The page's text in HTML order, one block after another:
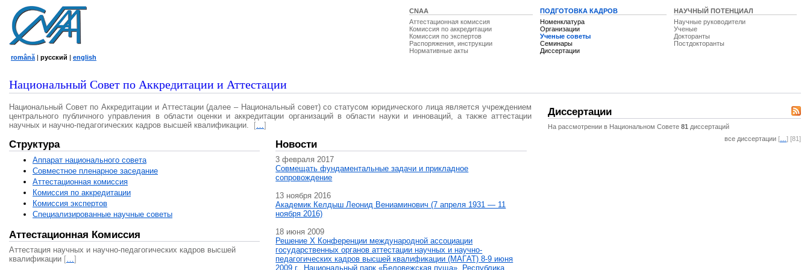
CNAA
Аттестационная комиссия
Комиссия по аккредитации
Комиссия по экспертов
Распоряжения, инструкции
Нормативные акты
ПОДГОТОВКА КАДРОВ
Номенклатура
Организации
Ученые советы
Семинары
Диссертации
НАУЧНЫЙ ПОТЕНЦИАЛ
Научные руководители
Ученые
Докторанты
Постдокторанты
română | русский | english
Национальный Совет по Аккредитации и Аттестации
Национальный Совет по Аккредитации и Аттестации (далее – Национальный совет) со статусом юридического лица является учреждением
центрального публичного управления в области оценки и аккредитации организаций в области науки и инноваций, а также аттестации
научных и научно-педагогических кадров высшей квалификации.
[…]
Структура
Аппарат национального совета
Совместное пленарное заседание
Аттестационная комисcия
Комиссия по аккредитации
Комиссия экспертов
Специализированные научные советы
Аттестационная Комиссия
Аттестация научных и научно-педагогических кадров высшей
квалификации […]
Новости
3 февраля 2017
Совмещать фундаментальные задачи и прикладное
сопровождение
13 ноября 2016
Академик Келдыш Леонид Вениаминович (7 апреля 1931 — 11
ноября 2016)
18 июня 2009
Решение X Конференции международной ассоциации
государственных органов аттестации научных и научно-
педагогических кадров высшей квалификации (МАГAT) 8-9 июня
2009 г., Национальный парк «Беловежская пуща», Республика
Диссертации
На рассмотрении в Национальном Совете 81 диссертаций
все диссертации [ ] [81]